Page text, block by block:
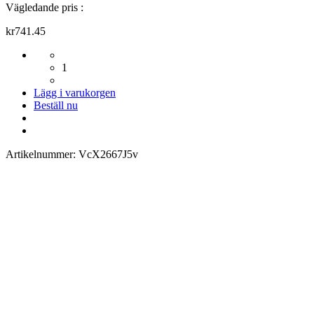
Vägledande pris :
kr741.45
1
Lägg i varukorgen
Beställ nu
Artikelnummer: VcX2667J5v